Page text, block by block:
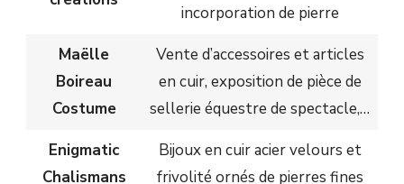
incorporation de pierre
Maëlle
Boireau
Costume
Vente d’accessoires et articles
en cuir, exposition de pièce de
sellerie équestre de spectacle,…
Enigmatic
Chalismans
Bijoux en cuir acier velours et
frivolité ornés de pierres fines